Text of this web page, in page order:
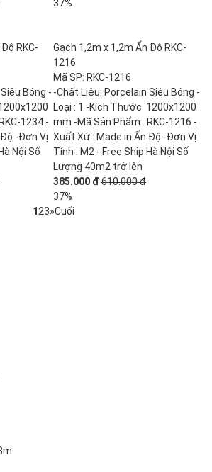
37%
RKC-
Bóng -
1234 -
-Đơn Vị
Nội Số
Gạch 1,2m x 1,2m Ấn Độ RKC-
1216
Mã SP: RKC-1216
-Chất Liệu: Porcelain Siêu Bóng -
Loại : 1 -Kích Thước: 1200x1200
mm -Mã Sản Phẩm : RKC-1216 -
Xuất Xứ : Made in Ấn Độ -Đơn Vị
Tính : M2 - Free Ship Hà Nội Số
Lượng 40m2 trở lên
385.000 đ 610.000 đ
37%
1 23»Cuối